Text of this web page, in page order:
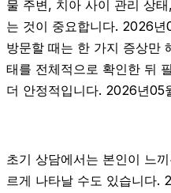
물 주변, 치아 사이 관리 상
는 것이 중요합니다. 2026년
방문할 때는 한 가지 증상만
태를 전체적으로 확인한 뒤
더 안정적입니다. 2026년05
초기 상담에서는 본인이 느
르게 나타날 수도 있습니다.